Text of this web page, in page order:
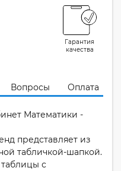
Гарантия
качества
Вопросы Оплата
Математики -
представляет из
табличкой-шапкой.
с